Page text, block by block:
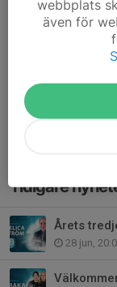
Försvareller Anfall
Storvinst eller
Dela nyhet
Tidigare
Årets
28 jun,
webbplats
även för